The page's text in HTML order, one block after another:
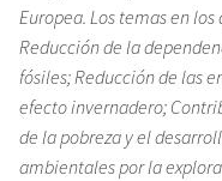
Europea. Los temas en
Reducción de la
fósiles; Reducción de las
efecto invernadero;
de la pobreza y el
ambientales por la